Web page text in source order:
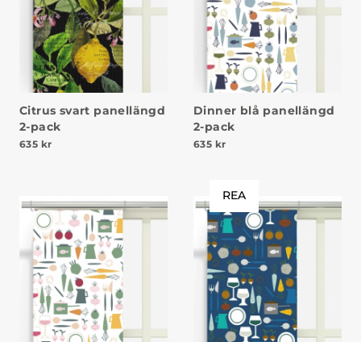
Citrus svart panellängd
2-pack
635 kr
Dinner blå panellängd
2-pack
635 kr
REA